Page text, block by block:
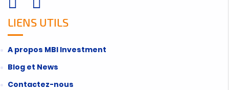
LIENS UTILS
A propos MBI Investment
Blog et News
Contactez-nous